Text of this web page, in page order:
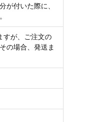
が付いた際に、
すが、ご注文の
の場合、発送ま